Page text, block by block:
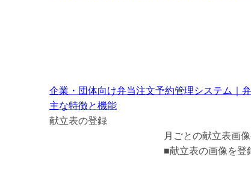
企業・団体向け弁当注文予約管理システム｜
主な特徴と機能
献立表の登録
月ごとの献立表画
■献立表の画像を登